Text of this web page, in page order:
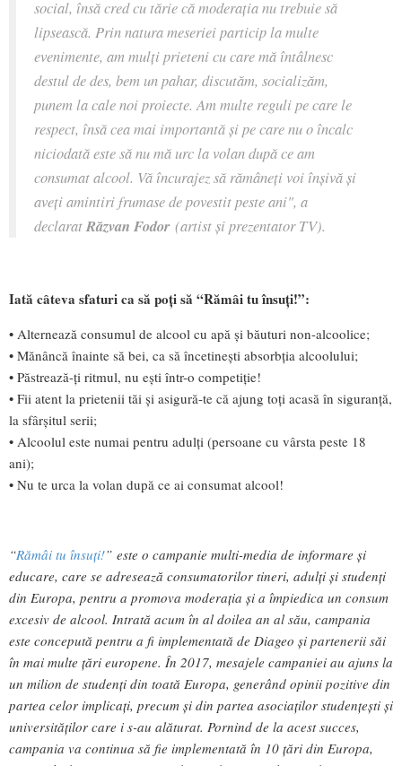
social, însă cred cu tărie că moderaţia nu trebuie să
lipsească. Prin natura meseriei particip la multe
evenimente, am mulţi prieteni cu care mă întâlnesc
destul de des, bem un pahar, discutăm, socializăm,
punem la cale noi proiecte. Am multe reguli pe care le
respect, însă cea mai importantă şi pe care nu o încalc
niciodată este să nu mă urc la volan după ce am
consumat alcool. Vă încurajez să rămâneţi voi înşivă şi
aveţi amintiri frumase de povestit peste ani", a
declaratRăzvan Fodor(artist şi prezentator TV).
Iată câteva sfaturi ca să poţi să “Rămâi tu însuţi!”:
• Alternează consumul de alcool cu apă şi băuturi non-alcoolice;
• Mănâncă înainte să bei, ca să încetineşti absorbţia alcoolului;
• Păstrează-ţi ritmul, nu eşti într-o competiţie!
• Fii atent la prietenii tăi şi asigură-te că ajung toţi acasă în siguranţă,
la sfârşitul serii;
• Alcoolul este numai pentru adulţi (persoane cu vârsta peste 18
ani);
• Nu te urca la volan după ce ai consumat alcool!
“Rămâi tu însuţi!” este o campanie multi-media de informare şi
educare, care se adresează consumatorilor tineri, adulţi şi studenţi
din Europa, pentru a promova moderaţia şi a împiedica un consum
excesiv de alcool. Intrată acum în al doilea an al său, campania
este concepută pentru a fi implementată de Diageo şi partenerii săi
în mai multe ţări europene. În 2017, mesajele campaniei au ajuns la
un milion de studenţi din toată Europa, generând opinii pozitive din
partea celor implicaţi, precum şi din partea asociaţilor studenţeşti şi
universităţilor care i s-au alăturat. Pornind de la acest succes,
campania va continua să fie implementată în 10 ţări din Europa,